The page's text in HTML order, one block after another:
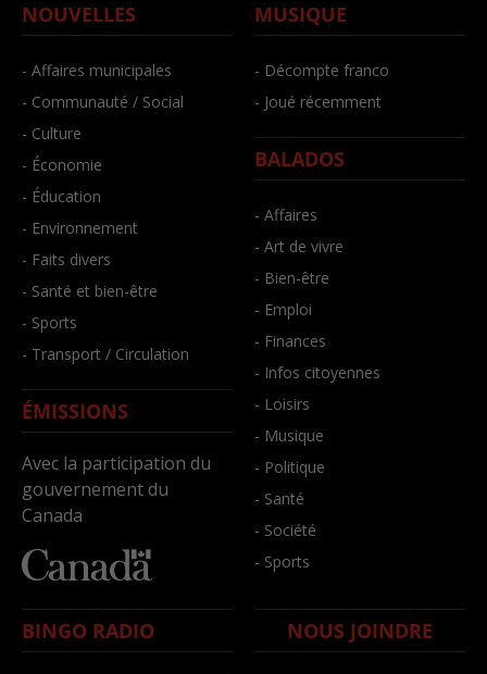
NOUVELLES
- Affaires municipales
- Communauté / Social
- Culture
- Économie
- Éducation
- Environnement
- Faits divers
- Santé et bien-être
- Sports
- Transport / Circulation
ÉMISSIONS
Avec la participation du
gouvernement du
Canada
MUSIQUE
- Décompte franco
- Joué récemment
BALADOS
- Affaires
- Art de vivre
- Bien-être
- Emploi
- Finances
- Infos citoyennes
- Loisirs
- Musique
- Politique
- Santé
- Société
- Sports
BINGO RADIO NOUS JOINDRE